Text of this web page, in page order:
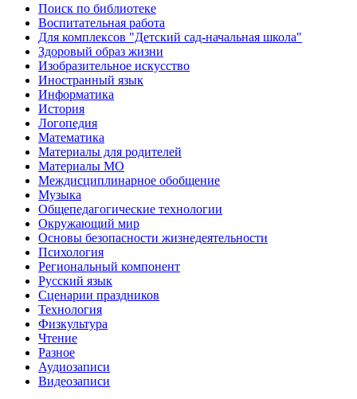
Поиск по библиотеке
Воспитательная работа
Для комплексов "Детский сад-начальная школа"
Здоровый образ жизни
Изобразительное искусство
Иностранный язык
Информатика
История
Логопедия
Математика
Материалы для родителей
Материалы МО
Междисциплинарное обобщение
Музыка
Общепедагогические технологии
Окружающий мир
Основы безопасности жизнедеятельности
Психология
Региональный компонент
Русский язык
Сценарии праздников
Технология
Физкультура
Чтение
Разное
Аудиозаписи
Видеозаписи